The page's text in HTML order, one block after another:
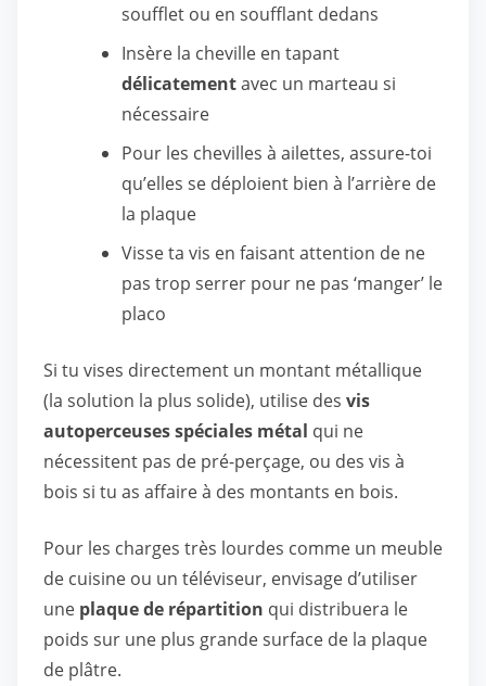
soufflet ou en soufflant dedans
Insère la cheville en tapant
délicatementavec un marteau si
nécessaire
Pour les chevilles à ailettes, assure-toi
qu’elles se déploient bien à l’arrière de
la plaque
Visse ta vis en faisant attention de ne
pas trop serrer pour ne pas ‘manger’ le
placo
Si tu vises directement un montant métallique
(la solution la plus solide), utilise des vis
autoperceuses spéciales métal qui ne
nécessitent pas de pré-perçage, ou des vis à
bois si tu as affaire à des montants en bois.
Pour les charges très lourdes comme un meuble
de cuisine ou un téléviseur, envisage d’utiliser
une plaque de répartition qui distribuera le
poids sur une plus grande surface de la plaque
de plâtre.